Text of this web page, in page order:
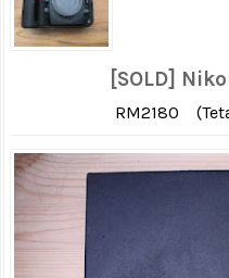
[SOLD]
RM2180